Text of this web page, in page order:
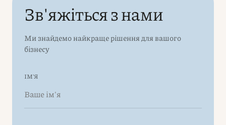
Зв'яжіться з нами
Ми знайдемо найкраще рішення для вашого
бізнесу
ІМ'Я